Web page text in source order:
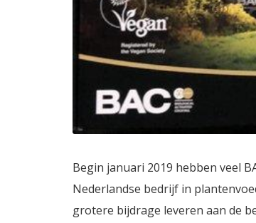
Begin januari 2019 hebben veel
Nederlandse bedrijf in
grotere bijdrage leveren aan de